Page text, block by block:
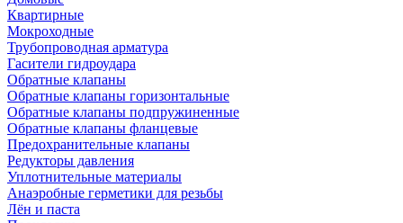
Квартирные
Мокроходные
Трубопроводная арматура
Гасители гидроудара
Обратные клапаны
Обратные клапаны горизонтальные
Обратные клапаны подпружиненные
Обратные клапаны фланцевые
Предохранительные клапаны
Редукторы давления
Уплотнительные материалы
Анаэробные герметики для резьбы
Лён и паста